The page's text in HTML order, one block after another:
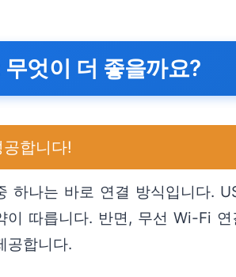
엇이 더 좋을까요?
합니다!
하나는 바로 연결 방식입니다.
따릅니다. 반면, 무선 Wi-Fi
공합니다.